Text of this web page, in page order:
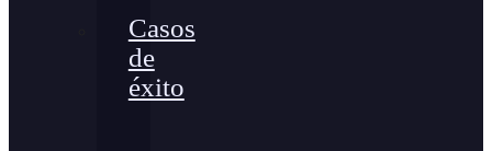
Casos
de
éxito